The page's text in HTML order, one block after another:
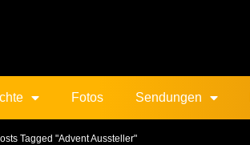
Fotos Sendungen
Tagged "Advent Aussteller"